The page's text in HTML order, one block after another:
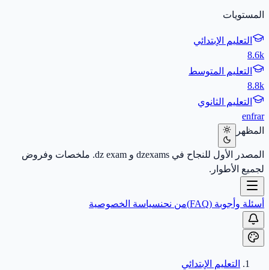
المستويات
التعليم الإبتدائي
8.6k
التعليم المتوسط
8.8k
التعليم الثانوي
enfrar
المظهر
المصدر الأول للنجاح في dzexams و dz exam. ملخصات وفروض
لجميع الأطوار.
أسئلة وأجوبة (FAQ) من نحنسياسة الخصوصية
التعليم الإبتدائي